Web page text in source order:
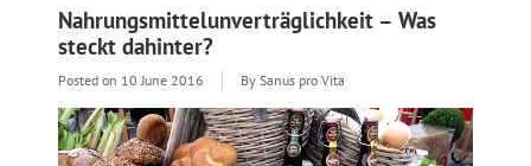
Nahrungsmittelunverträglichkeit – Was
steckt dahinter?
Posted on 10 June 2016 By Sanus pro Vita